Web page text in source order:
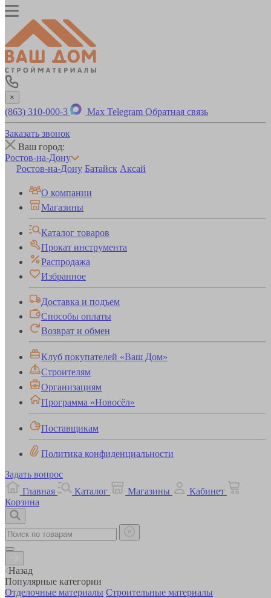
×
(863) 310-000-3 Max Telegram Обратная связь
Заказать звонок
Ваш город:
Ростов-на-Дону
Ростов-на-Дону Батайск Аксай
О компании
Магазины
Каталог товаров
Прокат инструмента
Распродажа
Избранное
Доставка и подъем
Способы оплаты
Возврат и обмен
Клуб покупателей «Ваш Дом»
Строителям
Организациям
Программа «Новосёл»
Поставщикам
Политика конфиденциальности
Задать вопрос
Главная
Каталог Магазины
Кабинет
Корзина
Назад
Популярные категории
Отделочные материалы Строительные материалы